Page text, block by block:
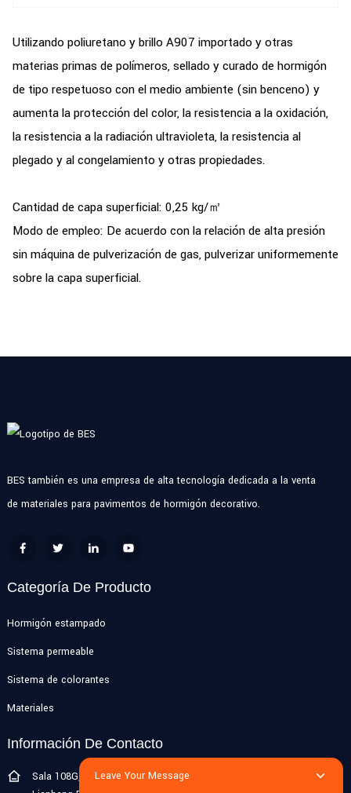
Utilizando poliuretano y brillo A907 importado y otras
materias primas de polímeros, sellado y curado de hormigón
de tipo respetuoso con el medio ambiente (sin benceno) y
aumenta la protección del color, la resistencia a la oxidación,
la resistencia a la radiación ultravioleta, la resistencia al
plegado y al congelamiento y otras propiedades.
Cantidad de capa superficial: 0,25 kg/㎡
Modo de empleo: De acuerdo con la relación de alta presión
sin máquina de pulverización de gas, pulverizar uniformemente
sobre la capa superficial.
BES también es una empresa de alta tecnología dedicada a la venta
de materiales para pavimentos de hormigón decorativo.
Categoría De Producto
Hormigón estampado
Sistema permeable
Sistema de colorantes
Materiales
Información De Contacto
Sala 108G, primer piso, edificio 10, Pujiang Zhigu, No. 1188
Leave Your Message